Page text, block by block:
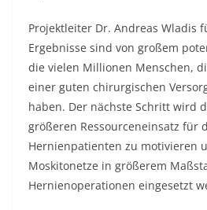
Projektleiter Dr. Andreas Wladis
Ergebnisse sind von großem
die vielen Millionen Menschen,
einer guten chirurgischen
haben. Der nächste Schritt wird
größeren Ressourceneinsatz für
Hernienpatienten zu motivieren
Moskitonetze in größerem
Hernienoperationen eingesetzt